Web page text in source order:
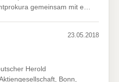
gemeinsam mit e…
23.05.2018
Herold
Bonn,